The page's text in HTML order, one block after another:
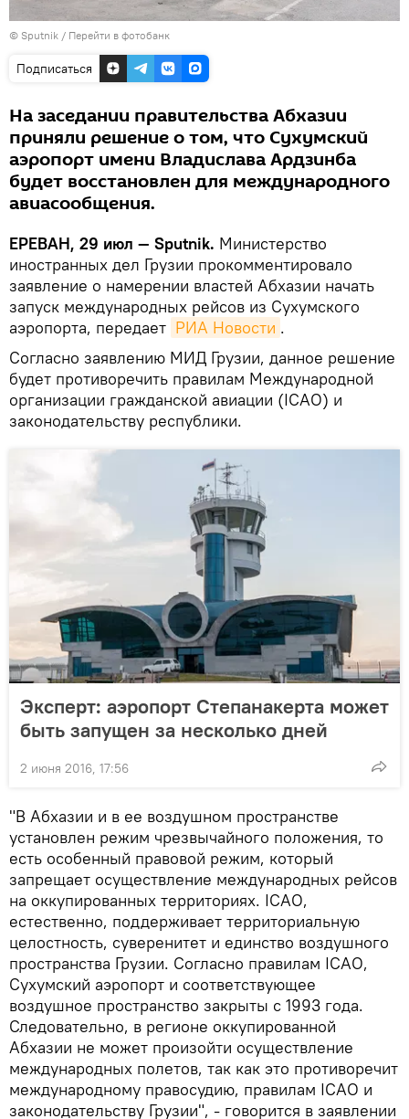
© Sputnik / Перейти в фотобанк
Подписаться
На заседании правительства Абхазии
приняли решение о том, что Сухумский
аэропорт имени Владислава Ардзинба
будет восстановлен для международного
авиасообщения.
ЕРЕВАН, 29 июл — Sputnik. Министерство
иностранных дел Грузии прокомментировало
заявление о намерении властей Абхазии начать
запуск международных рейсов из Сухумского
аэропорта, передает РИА Новости .
Согласно заявлению МИД Грузии, данное решение
будет противоречить правилам Международной
организации гражданской авиации (ICAO) и
законодательству республики.
Эксперт: аэропорт Степанакерта может
быть запущен за несколько дней
2 июня 2016, 17:56
"В Абхазии и в ее воздушном пространстве
установлен режим чрезвычайного положения, то
есть особенный правовой режим, который
запрещает осуществление международных рейсов
на оккупированных территориях. ICAO,
естественно, поддерживает территориальную
целостность, суверенитет и единство воздушного
пространства Грузии. Согласно правилам ICAO,
Сухумский аэропорт и соответствующее
воздушное пространство закрыты с 1993 года.
Следовательно, в регионе оккупированной
Абхазии не может произойти осуществление
международных полетов, так как это противоречит
международному правосудию, правилам ICAO и
законодательству Грузии", - говорится в заявлении